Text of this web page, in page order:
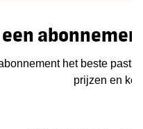
het beste
prijzen en